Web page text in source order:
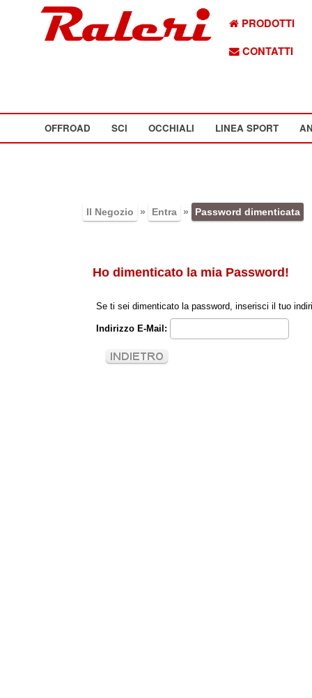
PRODOTTI
CONTATTI
OFFROAD SCI OCCHIALI LINEA SPORT
Il Negozio » Entra » Password dimenticata
Ho dimenticato la mia Password!
Se ti sei dimenticato la password, inserisci il tuo
Indirizzo E-Mail: